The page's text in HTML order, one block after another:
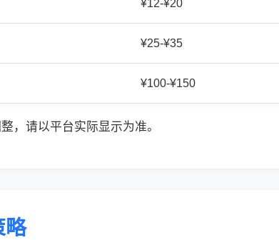
¥12-¥20
¥25-¥35
¥100-¥150
，请以平台实际显示为准。
略